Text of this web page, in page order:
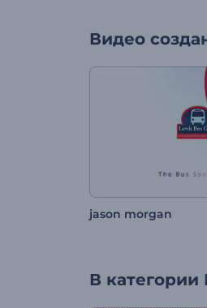
Видео
jason morgan
В категории